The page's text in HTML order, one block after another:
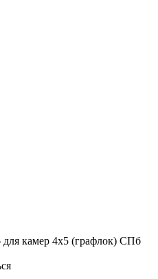
камер 4x5 (графлок) СПб